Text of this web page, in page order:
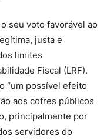
seu voto favorável ao
justa e
limites
Fiscal (LRF).
“um possível efeito
aos cofres públicos
principalmente por
servidores do